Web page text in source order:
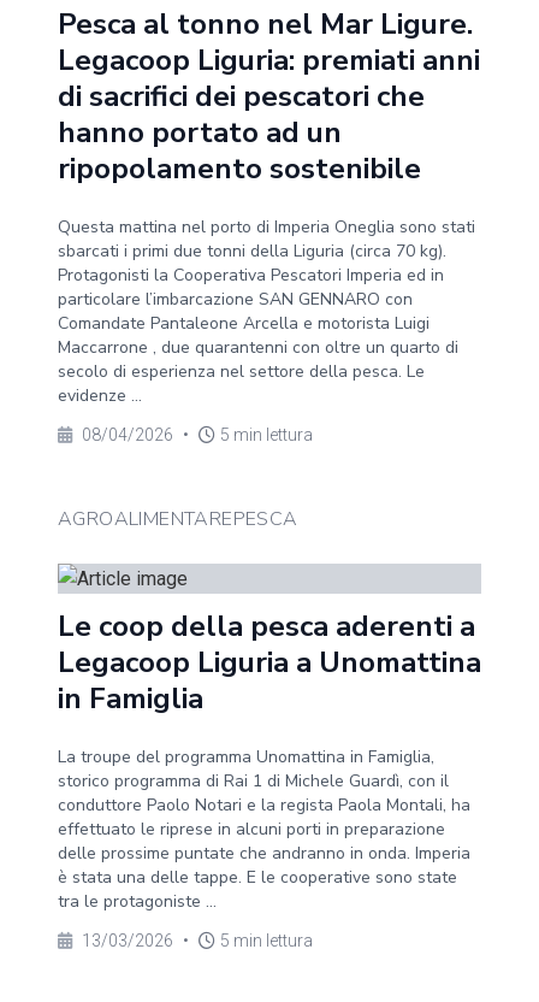
Pesca al tonno nel Mar Ligure.
Legacoop Liguria: premiati anni
di sacrifici dei pescatori che
hanno portato ad un
ripopolamento sostenibile
Questa mattina nel porto di Imperia Oneglia sono stati
sbarcati i primi due tonni della Liguria (circa 70 kg).
Protagonisti la Cooperativa Pescatori Imperia ed in
particolare l’imbarcazione SAN GENNARO con
Comandate Pantaleone Arcella e motorista Luigi
Maccarrone , due quarantenni con oltre un quarto di
secolo di esperienza nel settore della pesca. Le
evidenze ...
08/04/2026 • 5 min lettura
AGROALIMENTAREPESCA
Le coop della pesca aderenti a
Legacoop Liguria a Unomattina
in Famiglia
La troupe del programma Unomattina in Famiglia,
storico programma di Rai 1 di Michele Guardì, con il
conduttore Paolo Notari e la regista Paola Montali, ha
effettuato le riprese in alcuni porti in preparazione
delle prossime puntate che andranno in onda. Imperia
è stata una delle tappe. E le cooperative sono state
tra le protagoniste ...
13/03/2026 • 5 min lettura